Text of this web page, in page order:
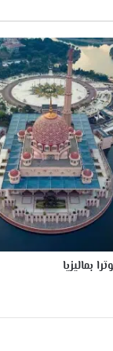
ة
ا
ل
ت
ط
و
ر
-
ك
ي
ف
ي
ة
ط
ي
م
بماليزيا